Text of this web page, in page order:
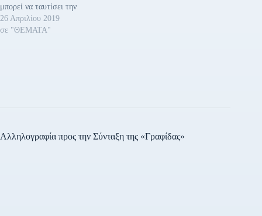
μπορεί να ταυτίσει την
αντιλαϊκή πολιτική του
ΣΥΡΙΖΑ με τους
και…
26 Απριλίου 2019
σε "ΘΕΜΑΤΑ"
Αλληλογραφία προς την Σύνταξη της «Γραφίδας»